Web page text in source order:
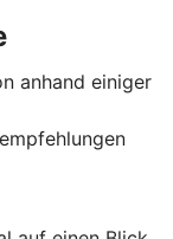
anhand einiger